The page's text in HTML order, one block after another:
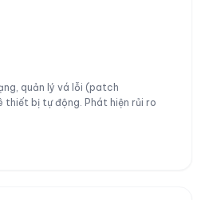
quản lý vá lỗi (patch
thiết bị tự động. Phát hiện rủi ro